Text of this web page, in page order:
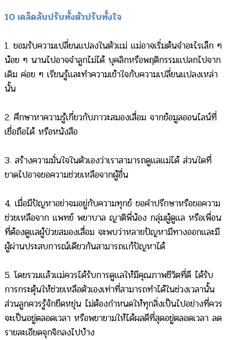
10 เคล็ดลับปรับทั้งตัวปรับทั้งใจ
1. ยอมรับความเปลี่ยนแปลงในตัวแม่ แม่อาจเริ่มต้นจำอะไรเล็ก ๆ
น้อย ๆ นานไปอาจจำลูกไม่ได้ บุคลิกหรือพฤติกรรมแปลกไปจาก
เดิม ค่อย ๆ เรียนรู้และทำความเข้าใจกับความเปลี่ยนแปลงเหล่า
นั้น
2. ศึกษาหาความรู้เกี่ยวกับภาวะสมองเสื่อม จากข้อมูลออนไลน์ที่
เชื่อถือได้ หรือหนังสือ
3. สร้างความมั่นใจในตัวเองว่าเราสามารถดูแลแม่ได้ ส่วนใดที่
ขาดไปอาจขอความช่วยเหลือจากผู้อื่น
4. เมื่อมีปัญหาอย่าจมอยู่กับความทุกข์ ขอคำปรึกษาหรือขอความ
ช่วยเหลือจาก แพทย์ พยาบาล ญาติพี่น้อง กลุ่มผู้ดูแล หรือเพื่อน
ที่ต้องดูแลผู้ป่วยสมองเสื่อม จะพบว่าหลายปัญหามีทางออกและมี
ผู้ผ่านประสบการณ์เดียวกันสามารถแก้ปัญหาได้
5. โดยรวมแล้วแม่ควรได้รับการดูแลให้มีคุณภาพชีวิตที่ดี ได้รับ
การกระตุ้นให้ช่วยเหลือตัวเองเท่าที่สามารถทำได้ในช่วงเวลานั้น
ส่วนลูกควรรู้จักยืดหยุ่น ไม่ต้องกำหนดให้ทุกสิ่งเป็นไปอย่างที่ควร
จะเป็นอยู่ตลอดเวลา หรือพยายามให้ได้ผลดีที่สุดอยู่ตลอดเวลา ลด
รายละเอียดจุกจิกลงไปบ้าง